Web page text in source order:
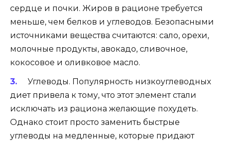
сердце и почки. Жиров в рационе требуется
меньше, чем белков и углеводов. Безопасными
источниками вещества считаются: сало, орехи,
молочные продукты, авокадо, сливочное,
кокосовое и оливковое масло.
Углеводы. Популярность низкоуглеводных
диет привела к тому, что этот элемент стали
исключать из рациона желающие похудеть.
Однако стоит просто заменить быстрые
углеводы на медленные, которые придают